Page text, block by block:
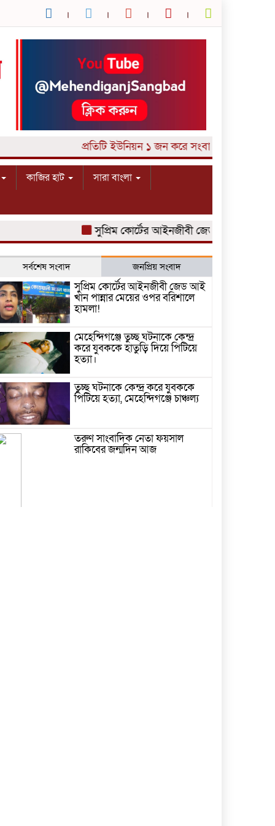
প্রতিটি ইউনিয়ন ১ জন করে সংবাদকর্মী আবশ্যক।
কাজির হাট
সারা বাংলা
সুপ্রিম কোর্টের আইনজীবী জেড আই খান পান্নার
সর্বশেষ সংবাদ জনপ্রিয় সংবাদ
সুপ্রিম কোর্টের আইনজীবী জেড আই
খান পান্নার মেয়ের ওপর বরিশালে
হামলা!
মেহেন্দিগঞ্জে তুচ্ছ ঘটনাকে কেন্দ্র
করে যুবককে হাতুড়ি দিয়ে পিটিয়ে
হত্যা।
তুচ্ছ ঘটনাকে কেন্দ্র করে যুবককে
পিটিয়ে হত্যা, মেহেন্দিগঞ্জে চাঞ্চল্য
তরুণ সাংবাদিক নেতা ফয়সাল
রাকিবের জন্মদিন আজ